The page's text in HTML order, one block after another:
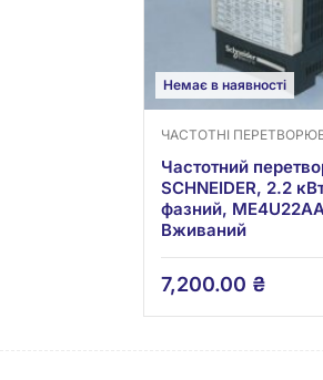
Немає в наявності
ЧАСТОТНІ
Частотний
SCHNEIDER, 2.2
фазний,
Вживаний
7,200.00 ₴